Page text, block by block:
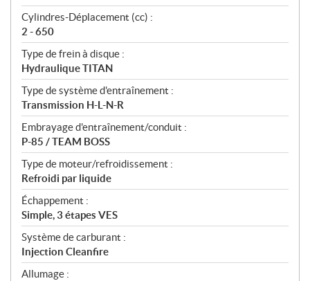
n
s
Cylindres-Déplacement (cc) :
2 - 650
Type de frein à disque :
Hydraulique TITAN
Type de système d'entraînement :
Transmission H-L-N-R
Embrayage d'entraînement/conduit :
P-85 / TEAM BOSS
Type de moteur/refroidissement :
Refroidi par liquide
Échappement :
Simple, 3 étapes VES
Système de carburant :
Injection Cleanfire
Allumage :